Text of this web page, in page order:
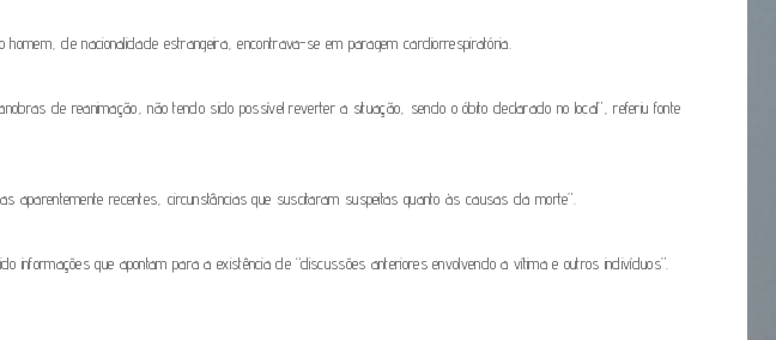
de nacionalidade estrangeira, encontrava-se em paragem cardiorrespiratória.
de reanimação, não tendo sido possível reverter a situação, sendo o óbito declarado no local”, referiu fonte
recentes, circunstâncias que suscitaram suspeitas quanto às causas da morte”.
que apontam para a existência de “discussões anteriores envolvendo a vítima e outros indivíduos”.